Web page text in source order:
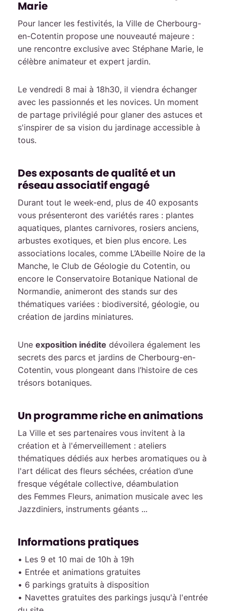
Marie
Pour lancer les festivités, la Ville de Cherbourg-
en-Cotentin propose une nouveauté majeure :
une rencontre exclusive avec Stéphane Marie, le
célèbre animateur et expert jardin.
Le vendredi 8 mai à 18h30, il viendra échanger
avec les passionnés et les novices. Un moment
de partage privilégié pour glaner des astuces et
s'inspirer de sa vision du jardinage accessible à
tous.
Des exposants de qualité et un
réseau associatif engagé
Durant tout le week-end, plus de 40 exposants
vous présenteront des variétés rares : plantes
aquatiques, plantes carnivores, rosiers anciens,
arbustes exotiques, et bien plus encore. Les
associations locales, comme L’Abeille Noire de la
Manche, le Club de Géologie du Cotentin, ou
encore le Conservatoire Botanique National de
Normandie, animeront des stands sur des
thématiques variées : biodiversité, géologie, ou
création de jardins miniatures.
Une exposition inédite dévoilera également les
secrets des parcs et jardins de Cherbourg-en-
Cotentin, vous plongeant dans l’histoire de ces
trésors botaniques.
Un programme riche en animations
La Ville et ses partenaires vous invitent à la
création et à l'émerveillement : ateliers
thématiques dédiés aux herbes aromatiques ou à
l'art délicat des fleurs séchées, création d’une
fresque végétale collective, déambulation
des Femmes Fleurs, animation musicale avec les
Jazzdiniers, instruments géants ...
Informations pratiques
• Les 9 et 10 mai de 10h à 19h
• Entrée et animations gratuites
• 6 parkings gratuits à disposition
• Navettes gratuites des parkings jusqu'à l'entrée